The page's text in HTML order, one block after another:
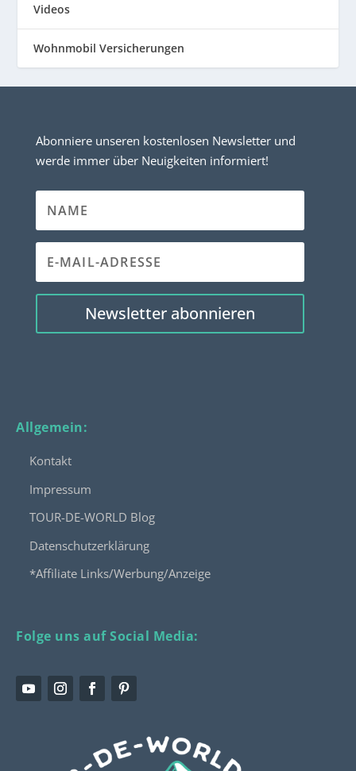
Videos
Wohnmobil Versicherungen
Abonniere unseren kostenlosen Newsletter und
werde immer über Neuigkeiten informiert!
Newsletter abonnieren
Allgemein:
Kontakt
Impressum
TOUR-DE-WORLD Blog
Datenschutzerklärung
*Affiliate Links/Werbung/Anzeige
Folge uns auf Social Media: